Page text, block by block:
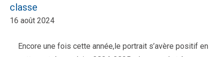
classe
16 août 2024
Encore une fois cette année,le portrait s’avère positif en